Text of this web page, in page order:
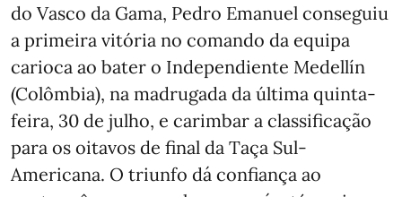
do Vasco da Gama, Pedro Emanuel conseguiu
a primeira vitória no comando da equipa
carioca ao bater o Independiente Medellín
(Colômbia), na madrugada da última quinta-
feira, 30 de julho, e carimbar a classificação
para os oitavos de final da Taça Sul-
Americana. O triunfo dá confiança ao